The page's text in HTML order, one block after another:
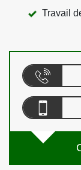
Travail